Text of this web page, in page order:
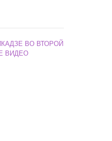
ВО ВТОРОЙ
ВИДЕО